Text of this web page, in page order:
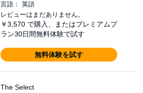
言語： 英語
レビューはまだありません。
￥3,570 で購入、またはプレミアムプ
ラン30日間無料体験で試す
無料体験を試す
The Select